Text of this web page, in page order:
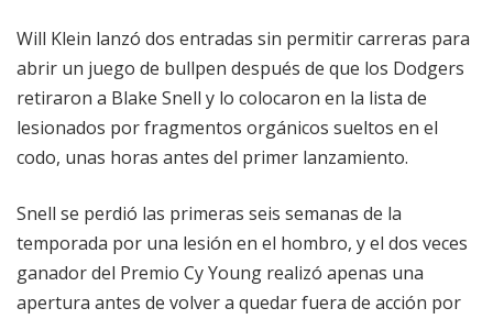
Will Klein lanzó dos entradas sin permitir carreras para
abrir un juego de bullpen después de que los Dodgers
retiraron a Blake Snell y lo colocaron en la lista de
lesionados por fragmentos orgánicos sueltos en el
codo, unas horas antes del primer lanzamiento.
Snell se perdió las primeras seis semanas de la
temporada por una lesión en el hombro, y el dos veces
ganador del Premio Cy Young realizó apenas una
apertura antes de volver a quedar fuera de acción por